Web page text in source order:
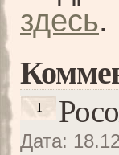
здесь.
1
Дата: